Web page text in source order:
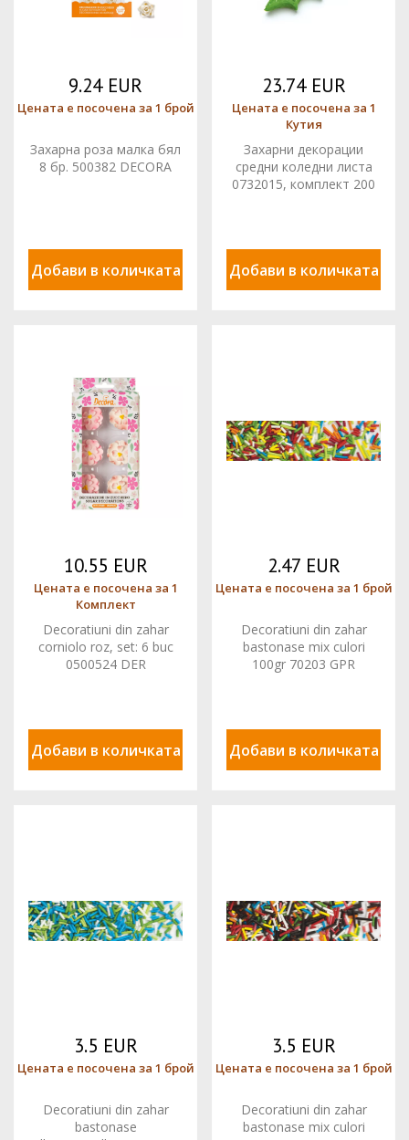
9.24 EUR
Цената е посочена за 1 брой
Захарна роза малка бял
8 бр. 500382 DECORA
Добави в количката
23.74 EUR
Цената е посочена за 1
Кутия
Захарни декорации
средни коледни листа
0732015, комплект 200
Добави в количката
10.55 EUR
Цената е посочена за 1
Комплект
Decoratiuni din zahar
corniolo roz, set: 6 buc
0500524 DER
Добави в количката
2.47 EUR
Цената е посочена за 1 брой
Decoratiuni din zahar
bastonase mix culori
100gr 70203 GPR
Добави в количката
3.5 EUR
Цената е посочена за 1 брой
Decoratiuni din zahar
bastonase
3.5 EUR
Цената е посочена за 1 брой
Decoratiuni din zahar
bastonase mix culori